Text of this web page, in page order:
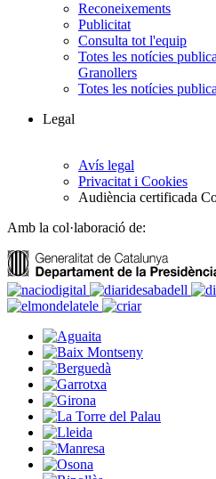
Reconeixements
Publicitat
Consulta tot l'equip
Totes les notícies
Granollers
Totes les notícies
Legal
Avís legal
Privacitat i Cookies
Audiència certificada
Amb la col·laboració de: